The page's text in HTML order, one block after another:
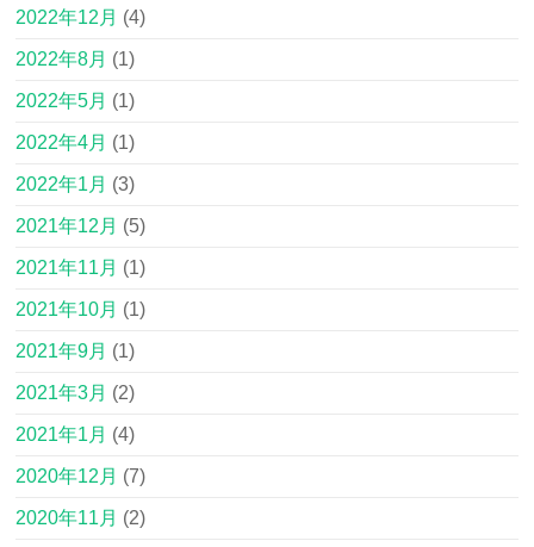
2022年12月 (4)
2022年8月 (1)
2022年5月 (1)
2022年4月 (1)
2022年1月 (3)
2021年12月 (5)
2021年11月 (1)
2021年10月 (1)
2021年9月 (1)
2021年3月 (2)
2021年1月 (4)
2020年12月 (7)
2020年11月 (2)